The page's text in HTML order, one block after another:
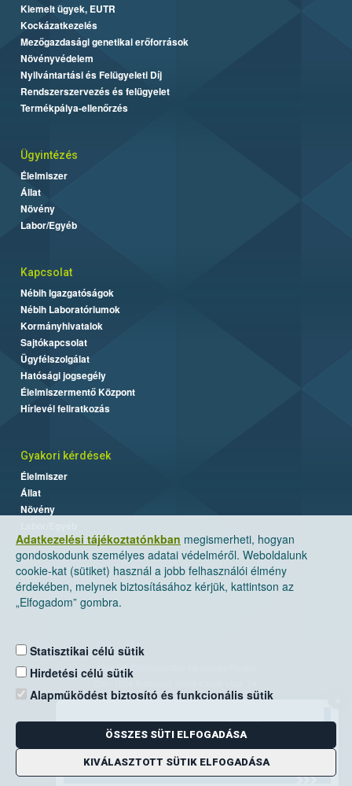
Adatkezelési tájékoztatónkban megismerheti, hogyan
gondoskodunk személyes adatai védelméről. Weboldalunk
cookie-kat (sütiket) használ a jobb felhasználói élmény
érdekében, melynek biztosításához kérjük, kattintson az
„Elfogadom” gombra.
Statisztikai célú sütik
Hirdetési célú sütik
Alapműködést biztosító és funkcionális sütik
ÖSSZES SÜTI ELFOGADÁSA
KIVÁLASZTOTT SÜTIK ELFOGADÁSA
Kiemelt ügyek, EUTR
Kockázatkezelés
Mezőgazdasági genetikai erőforrások
Növényvédelem
Nyilvántartási és Felügyeleti Díj
Rendszerszervezés és felügyelet
Termékpálya-ellenőrzés
Ügyintézés
Élelmiszer
Állat
Növény
Labor/Egyéb
Kapcsolat
Nébih Igazgatóságok
Nébih Laboratóriumok
Kormányhivatalok
Sajtókapcsolat
Ügyfélszolgálat
Hatósági jogsegély
Élelmiszermentő Központ
Hírlevél feliratkozás
Gyakori kérdések
Élelmiszer
Állat
Növény
Nemzeti Élelmiszerlánc-biztonsági Hivatal
Levelezési cím: 1525 Budapest. Pf. 30.
E-mail:ugyfelszolgalat@nebih.gov.hu
Zöld szám: 06-80/263-244
Telefon: 06-1/ 336-9000